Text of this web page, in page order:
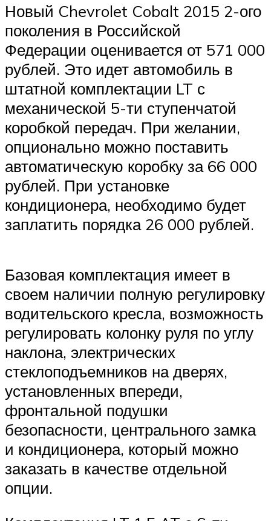
Новый Chevrolet Cobalt 2015 2-ого
поколения в Российской
Федерации оценивается от 571 000
рублей. Это идет автомобиль в
штатной комплектации LT с
механической 5-ти ступенчатой
коробкой передач. При желании,
опционально можно поставить
автоматическую коробку за 66 000
рублей. При установке
кондиционера, необходимо будет
заплатить порядка 26 000 рублей.
Базовая комплектация имеет в
своем наличии полную регулировку
водительского кресла, возможность
регулировать колонку руля по углу
наклона, электрических
стеклоподъемников на дверях,
установленных впереди,
фронтальной подушки
безопасности, центрального замка
и кондиционера, который можно
заказать в качестве отдельной
опции.